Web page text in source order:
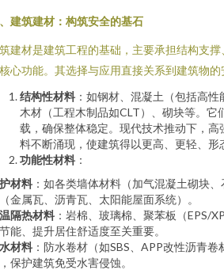
建筑建材：构筑安全的基石
建材是建筑工程的基础，主要承担结构支
心功能。其选择与应用直接关系到建筑物
结构性材料 ：如钢材、混凝土（包括高
木材（工程木制品如CLT）、砌块等。它
载，确保整体稳定。现代技术推动下，
料不断涌现，使建筑得以更高、更轻、形
功能性材料 ：
材料 ：如各类墙体材料（加气混凝土砌块
金属瓦、沥青瓦、太阳能屋面系统）。
隔热材料 ：岩棉、玻璃棉、聚苯板（EPS/
能、提升居住舒适度至关重要。
材料 ：防水卷材（如SBS、APP改性沥青
保护建筑免受水害侵蚀。